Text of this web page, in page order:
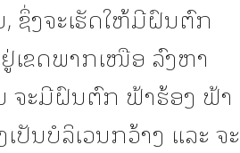
ຊຶ່ງຈະເຮັດໃຫ້ມີຝົນຕົກ
ເຂດພາກເໜືອ ລົງຫາ
ຈະມີຝົນຕົກ ຟ້າຮ້ອງ ຟ້າ
ນບໍລິເວນກວ້າງ ແລະ ຈະ